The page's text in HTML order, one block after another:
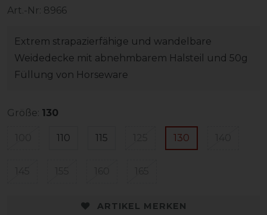
Art.-Nr: 8966
Extrem strapazierfähige und wandelbare
Weidedecke mit abnehmbarem Halsteil und 50g
Füllung von Horseware
Größe: 130
110 115 130
ARTIKEL MERKEN